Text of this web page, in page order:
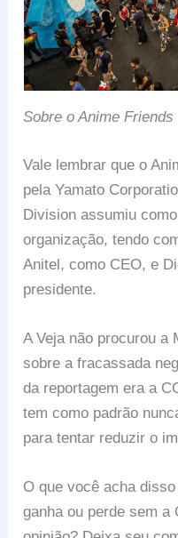
Sobre o Anime Friends
Vale lembrar que o
pela Yamato
Division assumiu
organização, tendo
Anitel, como CEO, e
presidente.
A Veja não procurou a
sobre a fracassada
da reportagem era a
tem como padrão
para tentar reduzir o
O que você acha
ganha ou perde sem a